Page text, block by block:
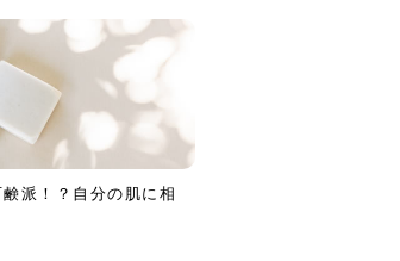
派！？自分の肌に相